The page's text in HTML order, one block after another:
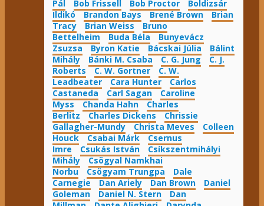
Pál
Bob Frissell Bob Proctor
Boldizsár
Ildikó
Brandon Bays Brené Brown
Brian
Tracy
Brian Weiss
Bruno
Bettelheim
Buda Béla
Bunyevácz
Zsuzsa
Byron Katie Bácskai Júlia
Bálint
Mihály
Bánki M. Csaba C. G. Jung
C. J.
Roberts
C. W. Gortner
C. W.
Leadbeater
Cara Hunter
Carlos
Castaneda
Carl Sagan
Caroline
Myss
Chanda Hahn
Charles
Berlitz
Charles Dickens
Chrissie
Gallagher-Mundy
Christa Meves
Colleen
Houck
Csabai Márk
Csernus
Imre
Csukás István
Csíkszentmihályi
Mihály
Csögyal Namkhai
Norbu
Csögyam Trungpa
Dale
Carnegie
Dan Ariely Dan Brown
Daniel
Goleman
Daniel N. Stern
Dan